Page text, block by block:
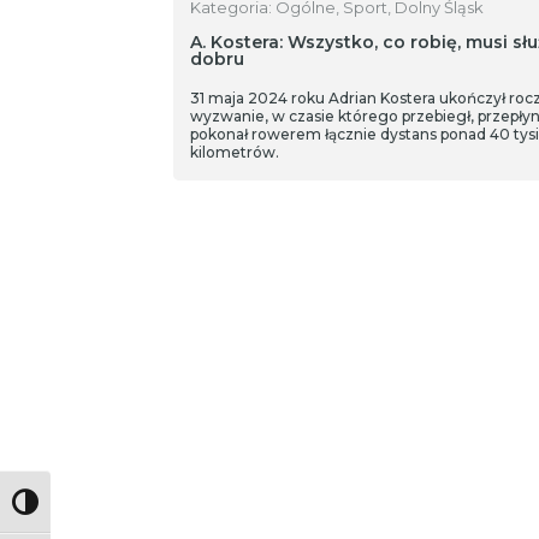
Toggle High Contrast
Kategoria: Ogólne, Sport, Dolny Śląsk
A. Kostera: Wszystko, co robię, musi
dobru
31 maja 2024 roku Adrian Kostera ukończył
wyzwanie, w czasie którego przebiegł,
pokonał rowerem łącznie dystans ponad 40
kilometrów.